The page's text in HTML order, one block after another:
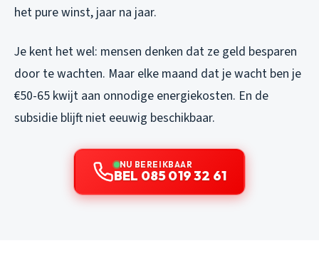
het pure winst, jaar na jaar.
Je kent het wel: mensen denken dat ze geld besparen
door te wachten. Maar elke maand dat je wacht ben je
€50-65 kwijt aan onnodige energiekosten. En de
subsidie blijft niet eeuwig beschikbaar.
NU BEREIKBAAR
BEL 085 019 32 61